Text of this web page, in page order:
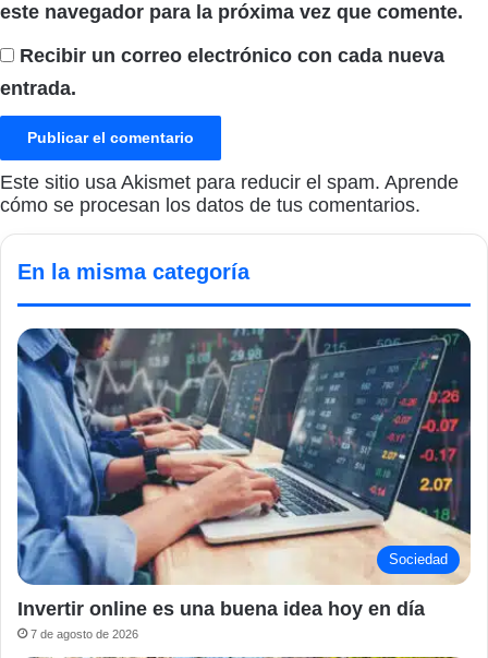
este navegador para la próxima vez que comente.
Recibir un correo electrónico con cada nueva
entrada.
Este sitio usa Akismet para reducir el spam. Aprende
cómo se procesan los datos de tus comentarios.
En la misma categoría
Sociedad
Invertir online es una buena idea hoy en día
7 de agosto de 2026